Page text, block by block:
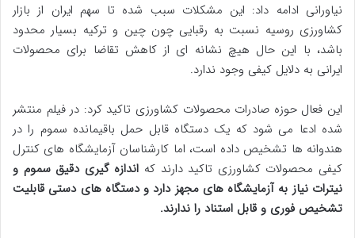
نیاورانی ادامه داد: این مشکلات سبب شده تا سهم ایران از بازار
کشاورزی روسیه نسبت به رقبایی چون چین و ترکیه بسیار محدود
باشد، با این حال هیچ نشانه‌ ای از کاهش تقاضا برای محصولات
ایرانی به دلایل کیفی وجود ندارد.
این فعال حوزه صادرات محصولات کشاورزی تاکید کرد: در فیلم منتشر
شده ادعا می شود که یک دستگاه قابل حمل باقیمانده سموم را در
هندوانه‌ ها تشخیص داده است، اما کارشناسان آزمایشگاه‌ های کنترل
کیفی محصولات کشاورزی تاکید دارند که اندازه‌ گیری دقیق سموم و
نیترات نیاز به آزمایشگاه‌ های مجهز دارد و دستگاه‌ های دستی قابلیت
تشخیص فوری و قابل استناد را ندارند.